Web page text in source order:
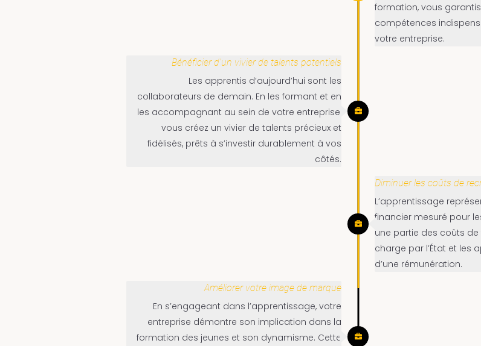
formation, vous
compétences
votre entreprise.
Bénéficier d’un vivier de talents potentiels
Les apprentis d’aujourd’hui sont les
collaborateurs de demain. En les formant et en
les accompagnant au sein de votre entreprise,
vous créez un vivier de talents précieux et
fidélisés, prêts à s’investir durablement à vos
côtés.
Diminuer les coûts de
L’apprentissage
financier mesuré pour
une partie des coûts
charge par l’État et les
d’une rémunération.
Améliorer votre image de marque
En s’engageant dans l’apprentissage, votre
entreprise démontre son implication dans la
formation des jeunes et son dynamisme. Cette